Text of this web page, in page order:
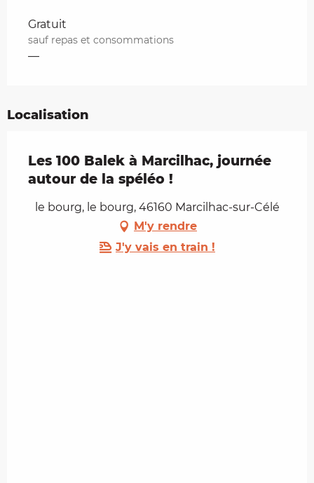
Tarifs 2026
Gratuit
sauf repas et consommations
—
Localisation
Les 100 Balek à Marcilhac, journée
autour de la spéléo !
le bourg, le bourg, 46160 Marcilhac-sur-Célé
M'y rendre
J'y vais en train !